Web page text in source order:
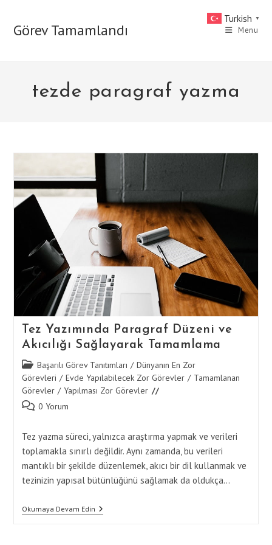
contentGörev Tamamlandı Menu
tezde paragraf yazma
Tez Yazımında Paragraf Düzeni ve
Akıcılığı Sağlayarak Tamamlama
Post
category:
Başarılı Görev Tanıtımları / Dünyanın En Zor
Görevleri / Evde Yapılabilecek Zor Görevler / Tamamlanan
Görevler / Yapılması Zor Görevler
Post 0 Yorum
Tez yazma süreci, yalnızca araştırma yapmak ve verileri
toplamakla sınırlı değildir. Aynı zamanda, bu verileri
mantıklı bir şekilde düzenlemek, akıcı bir dil kullanmak ve
tezinizin yapısal bütünlüğünü sağlamak da oldukça…
Okumaya Devam EdinTez
Yazımında
Turkish ▼